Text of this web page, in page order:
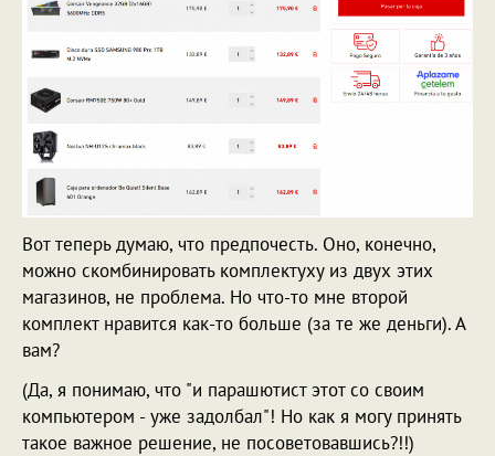
Вот теперь думаю, что предпочесть. Оно, конечно,
можно скомбинировать комплектуху из двух этих
магазинов, не проблема. Но что-то мне второй
комплект нравится как-то больше (за те же деньги). А
вам?
(Да, я понимаю, что "и парашютист этот со своим
компьютером - уже задолбал"! Но как я могу принять
такое важное решение, не посоветовавшись?!!)